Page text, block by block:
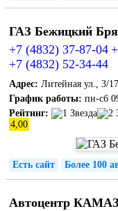
ГАЗ Бежицкий
+7 (4832) 37-87-04
+7 (4832) 52-34-44
Адрес: Литейная ул., 3/17
График работы: пн-сб
Рейтинг:
4,00
Есть сайт Более 100
Автоцентр КАМАЗ